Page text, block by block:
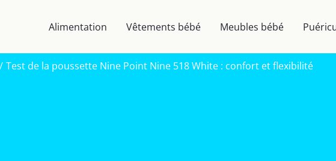
Alimentation Vêtements bébé Meubles bébé
Test de la poussette Nine Point Nine 518 White : confort et flexibilité